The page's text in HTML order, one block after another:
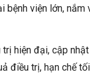
bệnh viện lớn, nắm
trị hiện đại, cập
điều trị, hạn chế